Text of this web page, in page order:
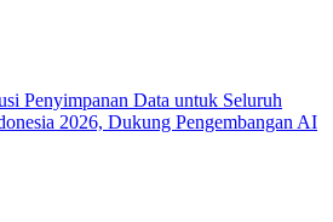
Penyimpanan Data untuk Seluruh
2026, Dukung Pengembangan AI